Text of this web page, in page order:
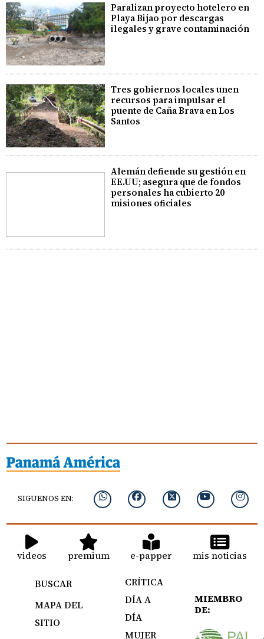
Paralizan proyecto hotelero en
Playa Bijao por descargas
ilegales y grave contaminación
Tres gobiernos locales unen
recursos para impulsar el
puente de Caña Brava en Los
Santos
Alemán defiende su gestión en
EE.UU; asegura que de fondos
personales ha cubierto 20
misiones oficiales
SIGUENOS EN:
videos premium e-papper mis noticias
BUSCAR
MAPA DEL
SITIO
CRÍTICA
DÍA A
DÍA
MUJER
MIEMBRO
DE: